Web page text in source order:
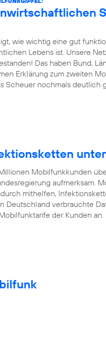
wie wichtig eine gut
Lebens ist. Unsere
Das haben Bund,
Erklärung zum zweiten
Scheuer nochmals deutlich
Mobilfunkkunden
aufmerksam.
mithelfen,
Deutschland verbrauchte
der Kunden an.